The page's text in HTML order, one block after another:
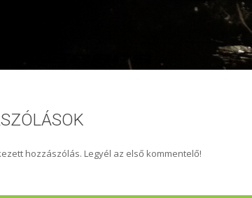
hozzászólás. Legyél az első kommentelő!